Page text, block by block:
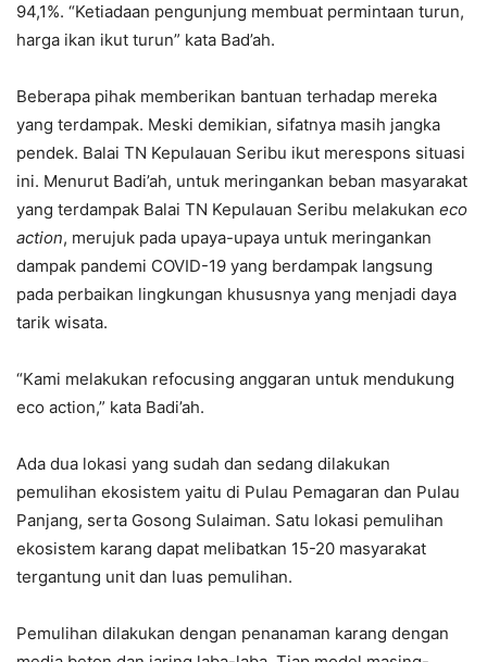
94,1%. “Ketiadaan pengunjung membuat permintaan turun,
harga ikan ikut turun” kata Bad’ah.
Beberapa pihak memberikan bantuan terhadap mereka
yang terdampak. Meski demikian, sifatnya masih jangka
pendek. Balai TN Kepulauan Seribu ikut merespons situasi
ini. Menurut Badi’ah, untuk meringankan beban masyarakat
yang terdampak Balai TN Kepulauan Seribu melakukan eco
action, merujuk pada upaya-upaya untuk meringankan
dampak pandemi COVID-19 yang berdampak langsung
pada perbaikan lingkungan khususnya yang menjadi daya
tarik wisata.
“Kami melakukan refocusing anggaran untuk mendukung
eco action,” kata Badi’ah.
Ada dua lokasi yang sudah dan sedang dilakukan
pemulihan ekosistem yaitu di Pulau Pemagaran dan Pulau
Panjang, serta Gosong Sulaiman. Satu lokasi pemulihan
ekosistem karang dapat melibatkan 15-20 masyarakat
tergantung unit dan luas pemulihan.
Pemulihan dilakukan dengan penanaman karang dengan